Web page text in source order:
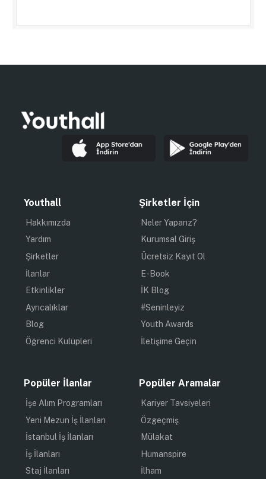
Youthall
Hakkımızda
Yardım
Şirketler
İlanlar
Etkinlikler
Ayrıcalıklar
Blog
Öğrenci Kulüpleri
Şirketler İçin
Neler Yaparız?
Kurumsal Giriş
Ücretsiz Kayıt Ol
E-Book
İK Blog
#Seninleyiz
Youth Awards
İletişime Geçin
Popüler İlanlar
İşe Alım Programları
Yeni Mezun İş İlanları
İstanbul İş İlanları
İş İlanları
Staj İlanları
Popüler Aramalar
Kariyer Tavsiyeleri
Özgeçmiş
Mülakat
Humanspire
İlham